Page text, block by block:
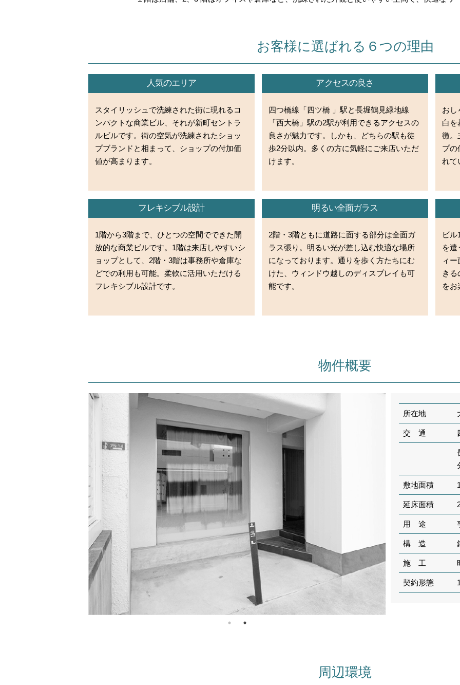
お客様に選ばれる６つの理由
人気のエリア
スタイリッシュで洗練された街に現れるコ
ンパクトな商業ビル、それが新町セントラ
ルビルです。街の空気が洗練されたショッ
プブランドと相まって、ショップの付加価
値が高まります。
アクセスの良さ
四つ橋線「四ツ橋 」駅と長堀鶴見緑地線
「西大橋」駅の2駅が利用できるアクセスの
良さが魅力です。しかも、どちらの駅も徒
歩2分以内。多くの方に気軽にご来店いただ
けます。
おし
白を
徴。
プの
れて
フレキシブル設計
1階から3階まで、ひとつの空間でできた開
放的な商業ビルです。1階は来店しやすいシ
ョップとして、2階・3階は事務所や倉庫な
どでの利用も可能。柔軟に活用いただける
フレキシブル設計です。
明るい全面ガラス
2階・3階ともに道路に面する部分は全面ガ
ラス張り。明るい光が差し込む快適な場所
になっております。通りを歩く方たちにむ
けた、ウィンドウ越しのディスプレイも可
能です。
ビル
を遣
ィ
きる
をお
物件概要
所在地
交 通
敷地面積
延床面積
用 途
構 造
施 工
契約形態
周辺環境